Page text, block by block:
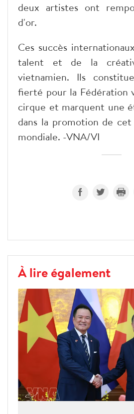
deux artistes ont
d'or.
Ces succès
talent et de la
vietnamien. Ils
fierté pour la Fédération
cirque et marquent une
dans la promotion de
mondiale. -VNA/VI
À lire également